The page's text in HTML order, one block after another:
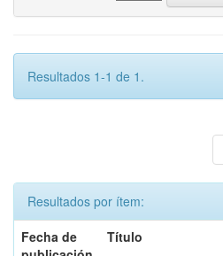
Resultados 1-1 de 1.
Resultados por ítem:
Fecha de
Título